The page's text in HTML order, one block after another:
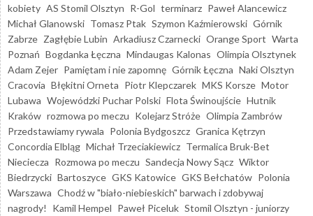
kobiety AS Stomil Olsztyn R-Gol terminarz Paweł Alancewicz
Michał Glanowski Tomasz Ptak Szymon Kaźmierowski Górnik
Zabrze Zagłębie Lubin Arkadiusz Czarnecki Orange Sport Warta
Poznań Bogdanka Łęczna Mindaugas Kalonas Olimpia Olsztynek
Adam Zejer Pamiętam i nie zapomnę Górnik Łęczna Naki Olsztyn
Cracovia Błękitni Orneta Piotr Klepczarek MKS Korsze Motor
Lubawa Wojewódzki Puchar Polski Flota Świnoujście Hutnik
Kraków rozmowa po meczu Kolejarz Stróże Olimpia Zambrów
Przedstawiamy rywala Polonia Bydgoszcz Granica Kętrzyn
Concordia Elbląg Michał Trzeciakiewicz Termalica Bruk-Bet
Nieciecza Rozmowa po meczu Sandecja Nowy Sącz Wiktor
Biedrzycki Bartoszyce GKS Katowice GKS Bełchatów Polonia
Warszawa Chodź w "biało-niebieskich" barwach i zdobywaj
nagrody!
Kamil Hempel Paweł Piceluk Stomil Olsztyn - juniorzy